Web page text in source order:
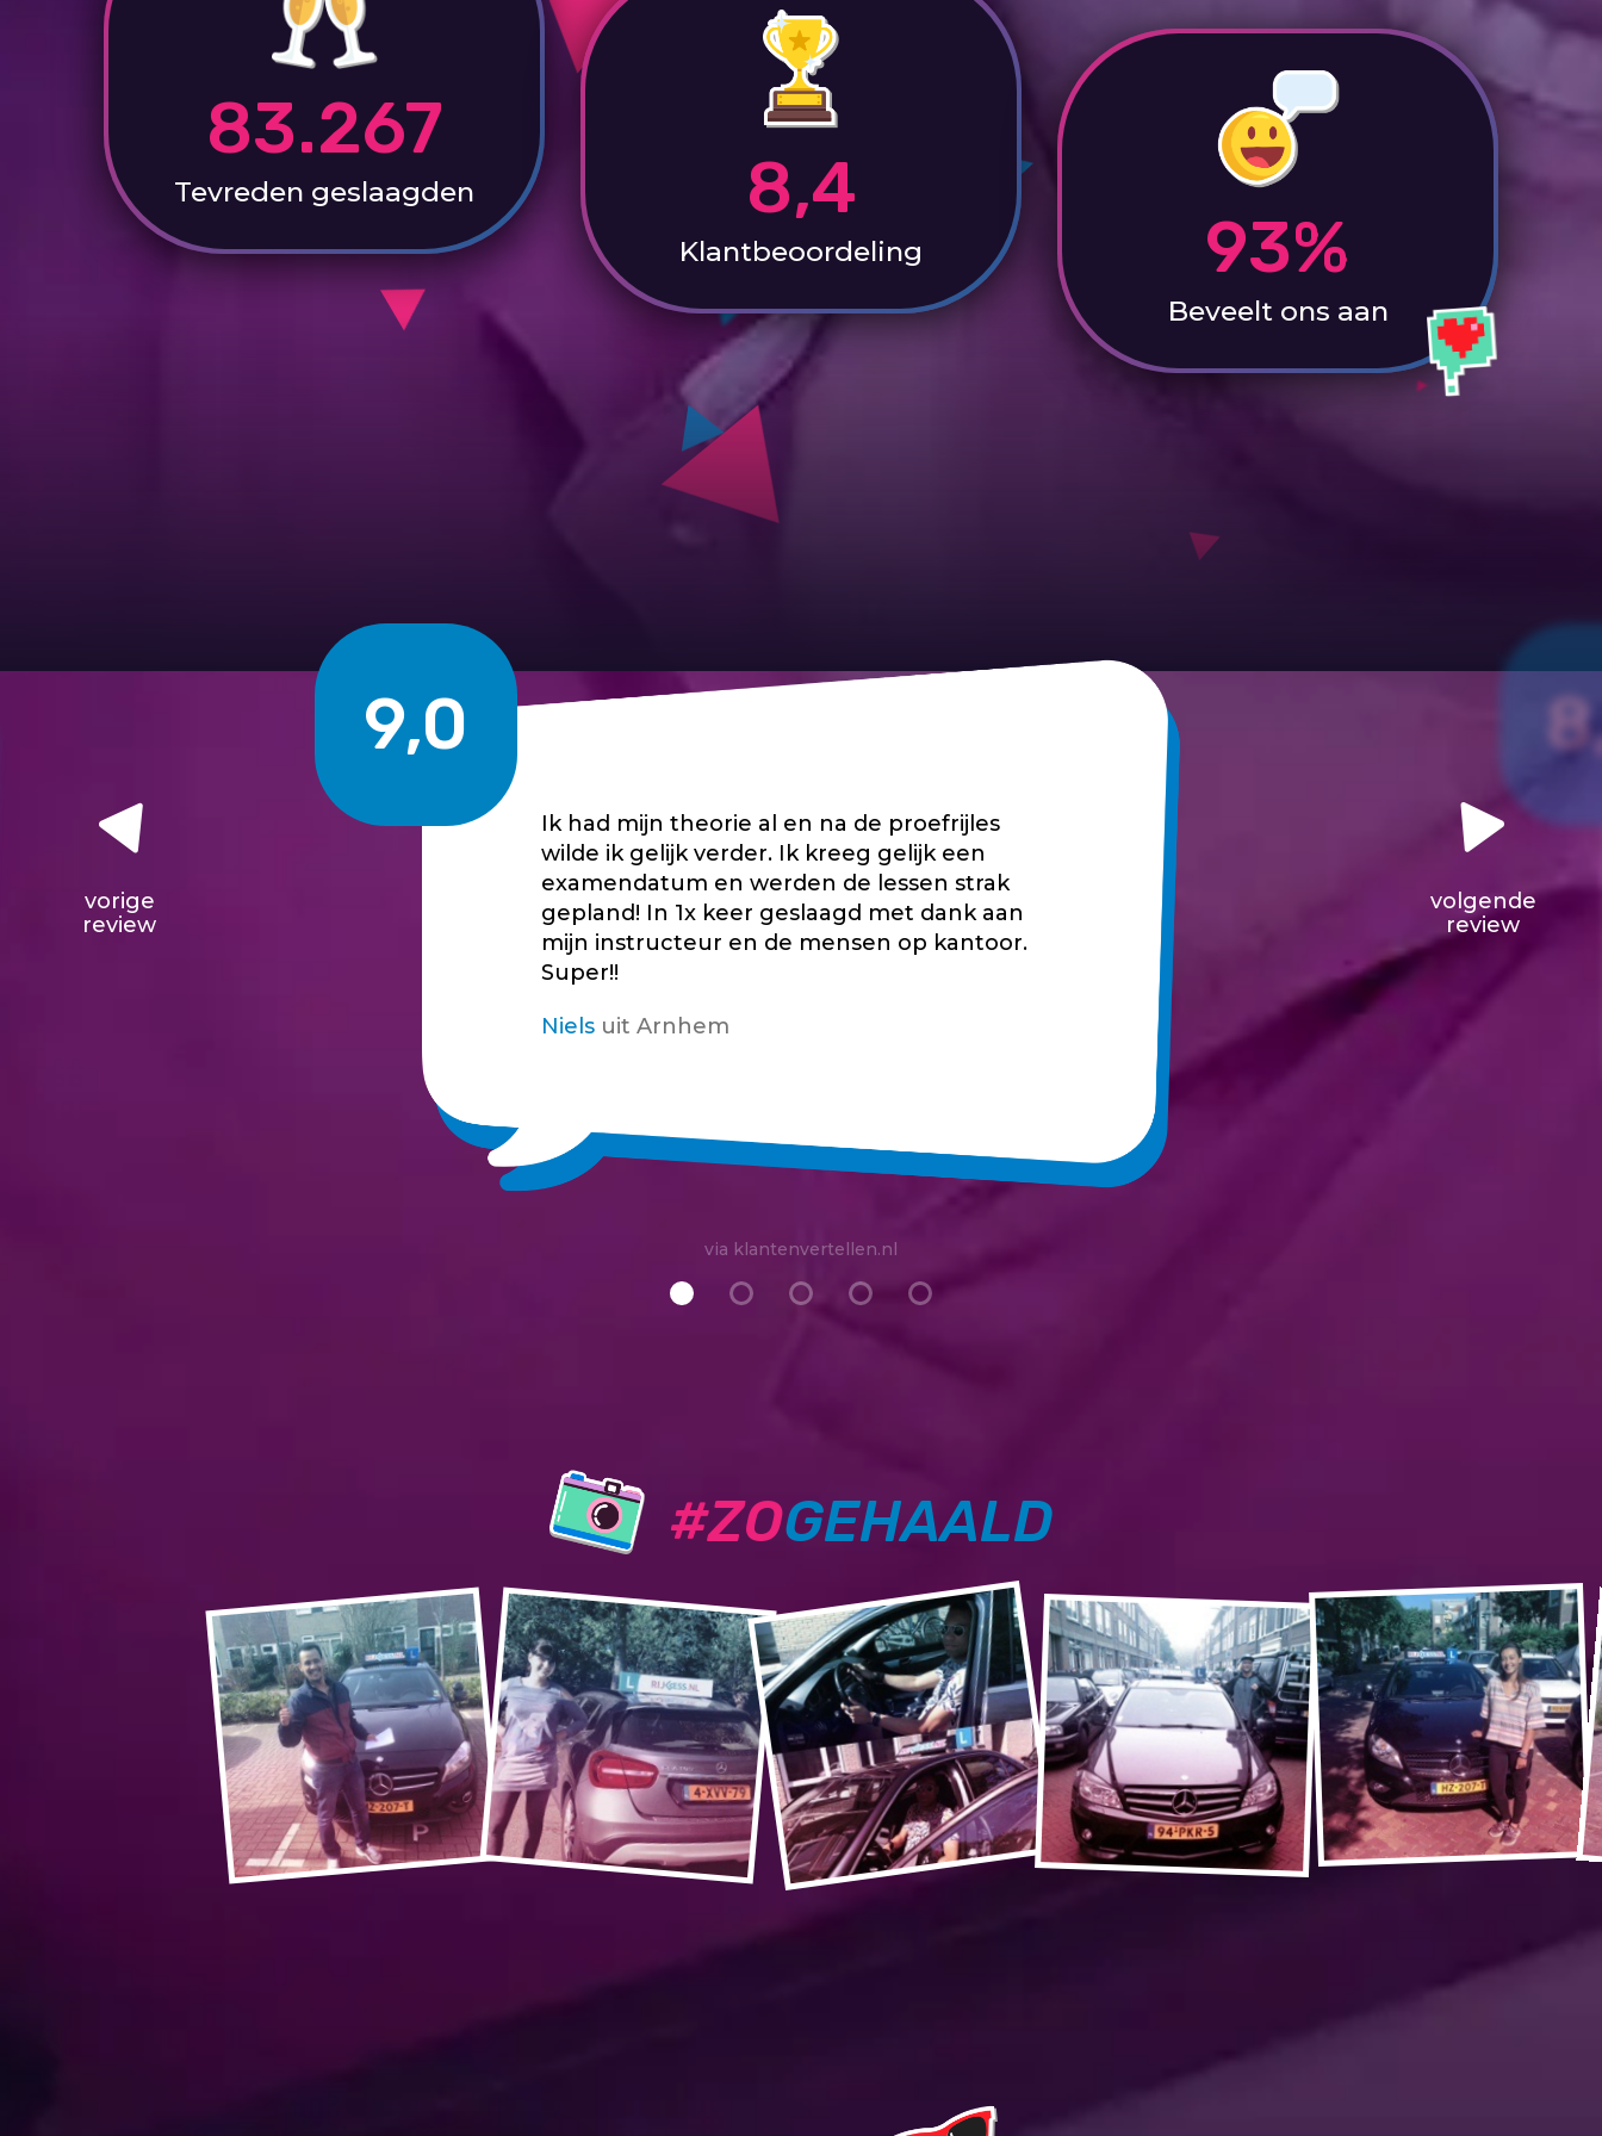
83.267
Tevreden geslaagden 8,4
Klantbeoordeling 93%
Beveelt ons aan
9,0
Ik had mijn theorie al en na de proefrijles
wilde ik gelijk verder. Ik kreeg gelijk een
examendatum en werden de lessen strak
gepland! In 1x keer geslaagd met dank aan
mijn instructeur en de mensen op kantoor.
Super!!
Niels uit Arnhem
vorige
review
volgende
review
via klantenvertellen.nl
#ZOGEHAALD